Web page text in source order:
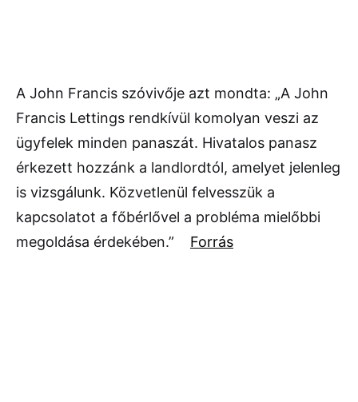
A John Francis szóvivője azt mondta: „A John
Francis Lettings rendkívül komolyan veszi az
ügyfelek minden panaszát. Hivatalos panasz
érkezett hozzánk a landlordtól, amelyet jelenleg
is vizsgálunk. Közvetlenül felvesszük a
kapcsolatot a főbérlővel a probléma mielőbbi
megoldása érdekében.” Forrás